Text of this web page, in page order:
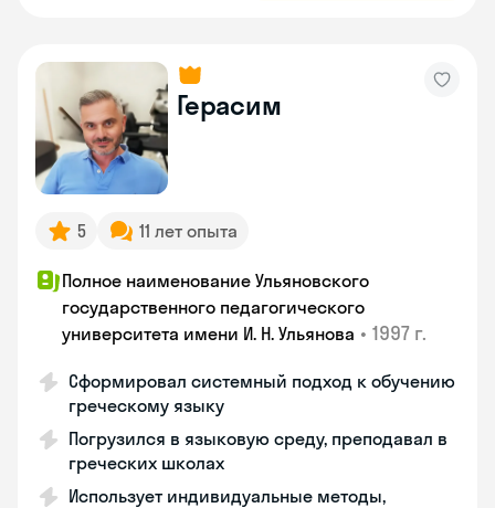
Герасим
5 11 лет опыта
Полное наименование Ульяновского
государственного педагогического
университета имени И. Н. Ульянова • 1997 г.
Сформировал системный подход к обучению
греческому языку
Погрузился в языковую среду, преподавал в
греческих школах
Использует индивидуальные методы,